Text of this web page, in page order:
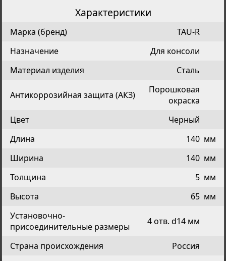
Характеристики
Марка (бренд)
TAU-R
Назначение
Для консоли
Материал изделия
Сталь
Антикоррозийная защита (АКЗ)
Порошковая
окраска
Цвет
Черный
Длина
140 мм
Ширина
140 мм
Толщина
5 мм
Высота
65 мм
Установочно-
присоединительные размеры
4 отв. d14 мм
Страна происхождения Россия